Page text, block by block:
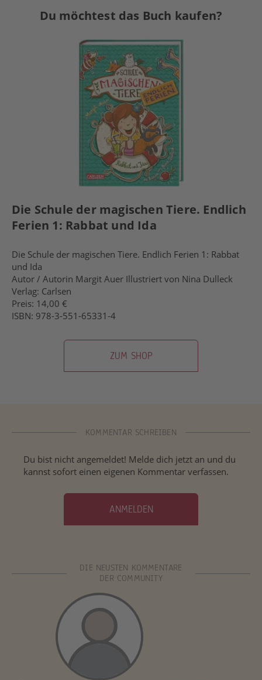
Du möchtest das Buch kaufen?
Die Schule der magischen Tiere. Endlich
Ferien 1: Rabbat und Ida
Die Schule der magischen Tiere. Endlich Ferien 1: Rabbat
und Ida
Autor / Autorin Margit Auer Illustriert von Nina Dulleck
Verlag: Carlsen
Preis: 14,00 €
ISBN: 978-3-551-65331-4
ZUM SHOP
KOMMENTAR SCHREIBEN
Du bist nicht angemeldet! Melde dich jetzt an und du
kannst sofort einen eigenen Kommentar verfassen.
ANMELDEN
DIE NEUSTEN KOMMENTARE
DER COMMUNITY